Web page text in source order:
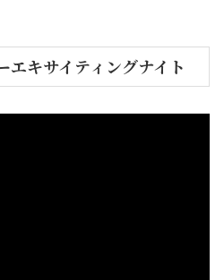
キサイティングナイト